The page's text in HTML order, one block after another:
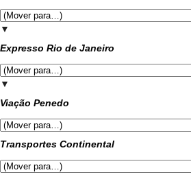
▼
Expresso Rio de Janeiro
▼
Viação Penedo
Transportes Continental